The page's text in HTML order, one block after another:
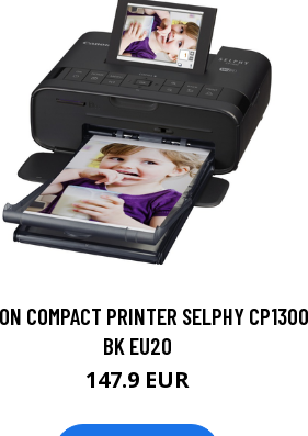
COMPACT PRINTER SELPHY CP1300
BK EU20
147.9 EUR